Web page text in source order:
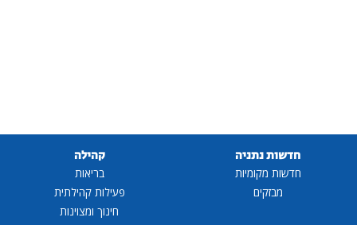
חדשות נתניה
חדשות מקומיות
מבזקים
קהילה
בריאות
פעילות קהילתית
חינוך ומצוינות